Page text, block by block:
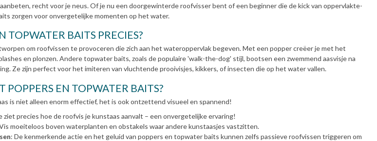
recht voor je neus. Of je nu een doorgewinterde roofvisser bent of een beginner die de kick van oppervlakte-
zorgen voor onvergetelijke momenten op het water.
TOPWATER BAITS PRECIES?
om roofvissen te provoceren die zich aan het wateroppervlak begeven. Met een popper creëer je met het
en plonzen. Andere topwater baits, zoals de populaire 'walk-the-dog' stijl, bootsen een zwemmend aasvisje na
Ze zijn perfect voor het imiteren van vluchtende prooivisjes, kikkers, of insecten die op het water vallen.
POPPERS EN TOPWATER BAITS?
is niet alleen enorm effectief, het is ook ontzettend visueel en spannend!
ziet precies hoe de roofvis je kunstaas aanvalt – een onvergetelijke ervaring!
moeiteloos boven waterplanten en obstakels waar andere kunstaasjes vastzitten.
: De kenmerkende actie en het geluid van poppers en topwater baits kunnen zelfs passieve roofvissen triggeren om